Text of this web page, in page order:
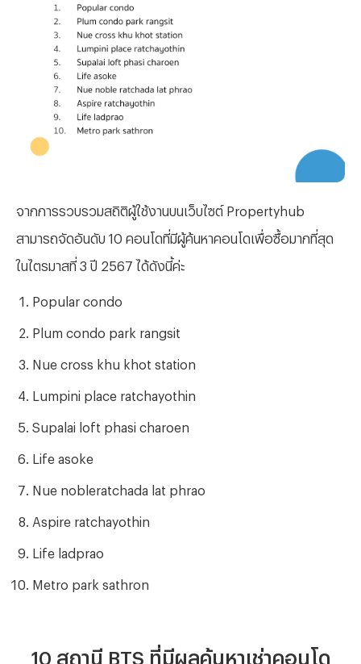
จากการรวบรวมสถิติผู้ใช้งานบนเว็บไซต์ Propertyhub
สามารถจัดอันดับ 10 คอนโดที่มีผู้ค้นหาคอนโดเพื่อซื้อมากที่สุด
ในไตรมาสที่ 3 ปี 2567 ได้ดังนี้ค่ะ
Popular condo
Plum condo park rangsit
Nue cross khu khot station
Lumpini place ratchayothin
Supalai loft phasi charoen
Life asoke
Nue nobleratchada lat phrao
Aspire ratchayothin
Life ladprao
Metro park sathron
10 สถานี BTS ที่มีผลค้นหาเช่าคอนโด